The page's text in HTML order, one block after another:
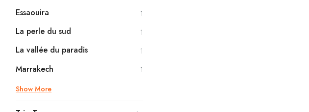
Essaouira
1
La perle du sud 1
La vallée du paradis 1
Marrakech
1
Show More